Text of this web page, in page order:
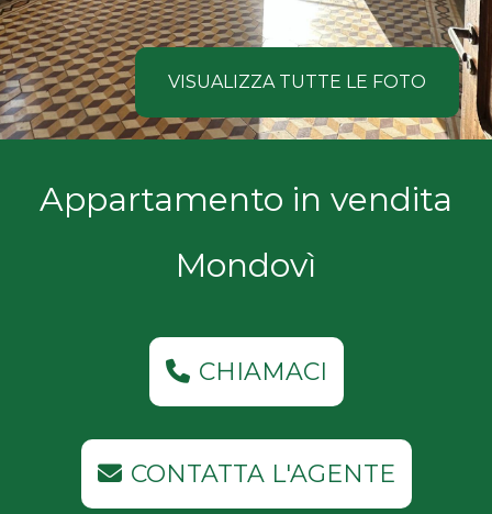
VISUALIZZA TUTTE LE FOTO
Appartamento in vendita
Mondovì
CHIAMACI
CONTATTA L'AGENTE
COSA
CERCANO
NOSTRI
Comune
Tipologia
-
Industriali